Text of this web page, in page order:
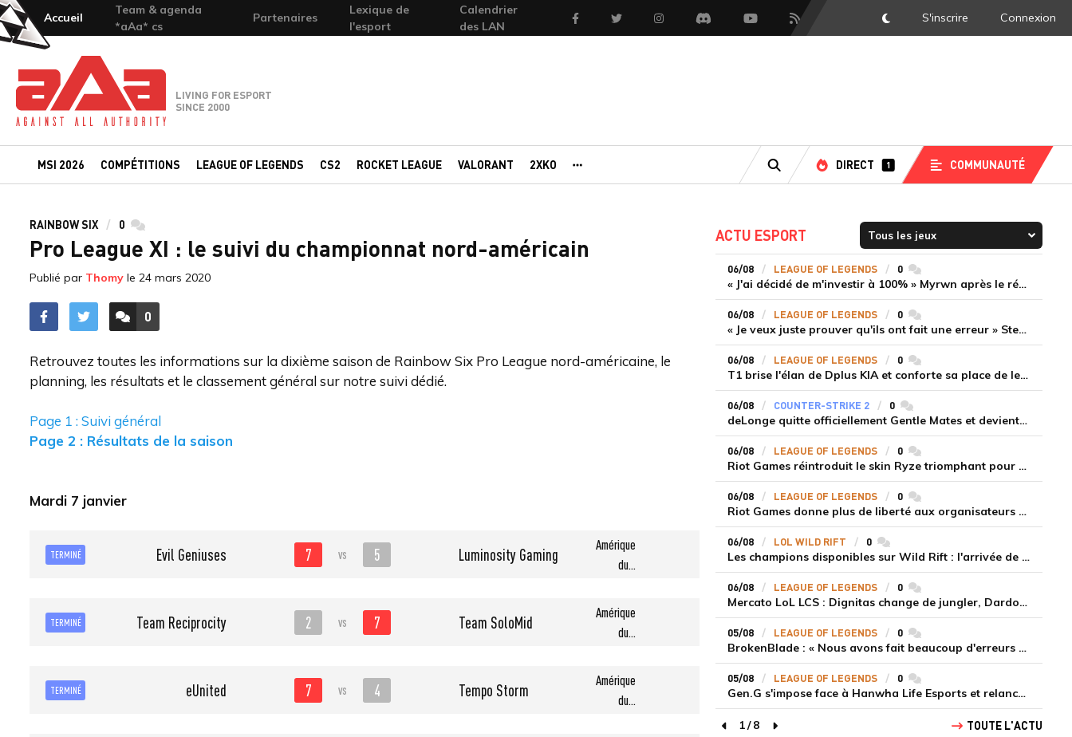
Accueil
Team & agenda
*aAa* cs
Partenaires
Lexique de
l'esport
Calendrier
des LAN
FacebookTwitter InstagramDiscord YoutubeFlux RSS DarkMode
S'inscrire Connexion
Team-aAa - against All authority
LIVING FOR ESPORT
SINCE 2000
MSI 2026 COMPÉTITIONS LEAGUE OF LEGENDS CS2 ROCKET LEAGUE VALORANT 2XKO
RECHERCHE
DIRECT 1 COMMUNAUTÉ
RAINBOW SIX 0 commentaires
Pro League XI : le suivi du championnat nord-américain
Publié par Thomy le 24 mars 2020
ACCÉDER AUX
0
COMMENTAIRES
Retrouvez toutes les informations sur la dixième saison de Rainbow Six Pro League nord-américaine, le
planning, les résultats et le classement général sur notre suivi dédié.
Page 1 : Suivi général
Page 2 : Résultats de la saison
Mardi 7 janvier
TERMINÉ Evil Geniuses 7 vs 5 Luminosity Gaming
Amérique
du...
TERMINÉ Team Reciprocity 2 vs 7 Team SoloMid
Amérique
du...
TERMINÉ eUnited 7 vs 4 Tempo Storm
Amérique
du...
ACTU ESPORT
06/08 LEAGUE OF LEGENDS 0commentaires
« J'ai décidé de m'investir à 100% » Myrwn après le réveil de Movistar KOI face à Fnatic
06/08 LEAGUE OF LEGENDS 0commentaires
« Je veux juste prouver qu'ils ont fait une erreur » Stend se confie sur son mercato chaotique et ses ambitions avec Shifters
06/08 LEAGUE OF LEGENDS 0commentaires
T1 brise l'élan de Dplus KIA et conforte sa place de leader en LCK 2026 Rounds 3-4
06/08 COUNTER-STRIKE 2 0commentaires
deLonge quitte officiellement Gentle Mates et devient agent libre
06/08 LEAGUE OF LEGENDS 0commentaires
Riot Games réintroduit le skin Ryze triomphant pour récompenser la scène amateur
06/08 LEAGUE OF LEGENDS 0commentaires
Riot Games donne plus de liberté aux organisateurs de tournois locaux sur League of Legends
06/08 LOL WILD RIFT 0commentaires
Les champions disponibles sur Wild Rift : l'arrivée de Cho'Gath
06/08 LEAGUE OF LEGENDS 0commentaires
Mercato LoL LCS : Dignitas change de jungler, Dardoch fait son retour en LCS, eXyu annonce sa retraite
05/08 LEAGUE OF LEGENDS 0commentaires
BrokenBlade : « Nous avons fait beaucoup d'erreurs bêtes, mais une victoire reste une victoire et c'est une chose dont on peut se réjouir »
05/08 LEAGUE OF LEGENDS 0commentaires
Gen.G s'impose face à Hanwha Life Esports et relance sa dynamique en LCK
page précédente
1/8
page suivante
TOUTE L'ACTU